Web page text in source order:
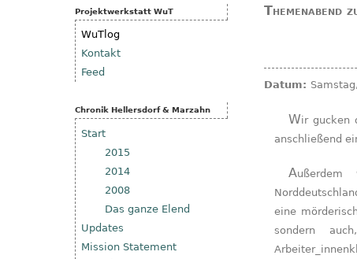
Themenabend
Datum:
Wir gucken die Doku zum 10-jährigen Jubiläum und wagen
anschließend
Außerdem wollen am 1. Mai Neonazis aus ganz
eine
sondern
Projektwerkstatt WuT
WuTlog
Kontakt
Feed
Chronik Hellersdorf & Marzahn
Start
2015
2014
2008
Das ganze Elend
Updates
Mission Statement